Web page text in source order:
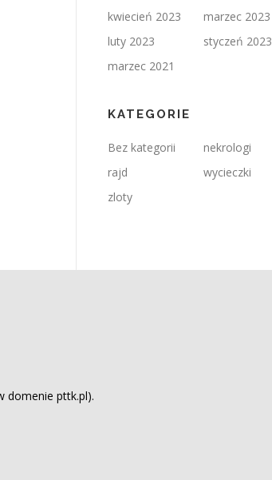
kwiecień 2023
marzec 2023
luty 2023
styczeń 2023
marzec 2021
KATEGORIE
Bez kategorii
nekrologi
rajd
wycieczki
zloty
domenie pttk.pl).